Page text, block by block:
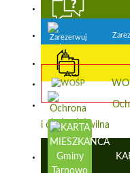
i obrona cywilna